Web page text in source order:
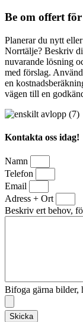
Be om offert
Planerar du nytt
Norrtälje? Beskriv
nuvarande lösning
med förslag.
en
vägen till en
Kontakta oss idag!
Namn
Telefon
Email
Adress + Ort
Beskriv ert behov,
Bifoga gärna bilder,
Skicka